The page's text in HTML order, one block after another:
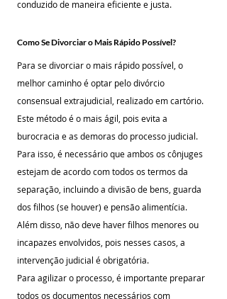
conduzido de maneira eficiente e justa.
Como Se Divorciar o Mais Rápido Possível?
Para se divorciar o mais rápido possível, o
melhor caminho é optar pelo divórcio
consensual extrajudicial, realizado em cartório.
Este método é o mais ágil, pois evita a
burocracia e as demoras do processo judicial.
Para isso, é necessário que ambos os cônjuges
estejam de acordo com todos os termos da
separação, incluindo a divisão de bens, guarda
dos filhos (se houver) e pensão alimentícia.
Além disso, não deve haver filhos menores ou
incapazes envolvidos, pois nesses casos, a
intervenção judicial é obrigatória.
Para agilizar o processo, é importante preparar
todos os documentos necessários com